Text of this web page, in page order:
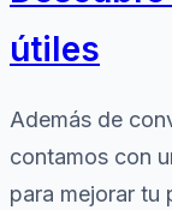
útiles
Además de
contamos con
para mejorar tu